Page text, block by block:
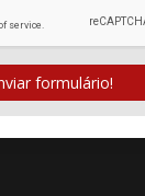
formulário!